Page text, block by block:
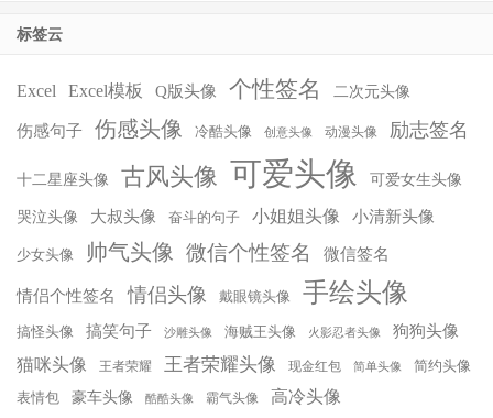
标签云
Excel Excel模板 Q版头像 个性签名 二次元头像
伤感句子 伤感头像 冷酷头像 创意头像 动漫头像 励志签名
十二星座头像 古风头像 可爱头像 可爱女生头像
哭泣头像 大叔头像 奋斗的句子 小姐姐头像 小清新头像
少女头像 帅气头像 微信个性签名 微信签名
情侣个性签名 情侣头像 戴眼镜头像 手绘头像
搞怪头像 搞笑句子 沙雕头像 海贼王头像 火影忍者头像 狗狗头像
猫咪头像 王者荣耀 王者荣耀头像 现金红包 简单头像 简约头像
表情包 豪车头像 酷酷头像 霸气头像 高冷头像